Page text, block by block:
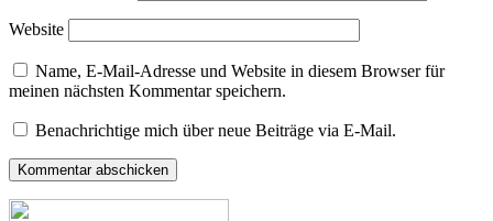
Website
Name, E-Mail-Adresse und Website in diesem Browser für
meinen nächsten Kommentar speichern.
Benachrichtige mich über neue Beiträge via E-Mail.